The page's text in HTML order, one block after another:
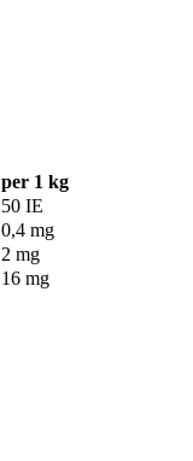
per 1 kg
50 IE
0,4 mg
2 mg
16 mg